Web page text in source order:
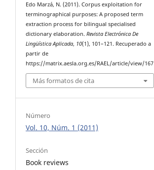
Edo Marzá, N. (2011). Corpus exploitation for
terminographical purposes: A proposed term
extraction process for bilingual specialised
dictionary elaboration.Revista Electrónica De
Lingüística Aplicada, 10(1), 101–121. Recuperado a
partir de
https://matrix.aesla.org.es/RAEL/article/view/167
Más formatos de cita
Número
Vol. 10, Núm. 1 (2011)
Sección
Book reviews